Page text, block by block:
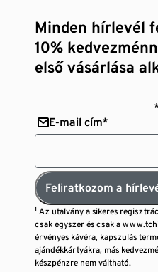
Minden hírlevél
10%
első vásárlása
E-mail cím*
Feliratkozom a
¹ Az utalvány a sikeres
csak egyszer és csak a
érvényes kávéra, kapszulás
ajándékkártyákra, más
készpénzre nem váltható.